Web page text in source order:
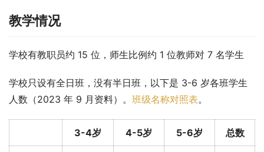
教学情况
学校有教职员约 15 位，师生比例约 1 位教师对 7 名学生
学校只设有全日班，没有半日班，以下是 3-6 岁各班学生
人数（2023 年 9 月资料）。 班级名称对照表。
3-4岁 4-5岁 5-6岁 总数